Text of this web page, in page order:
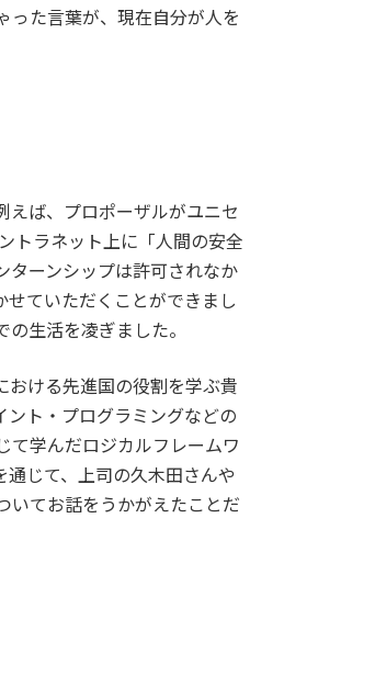
った言葉が、現在自分が人を
えば、プロポーザルがユニセ
トラネット上に「人間の安全
ターンシップは許可されなか
ていただくことができまし
生活を凌ぎました。
おける先進国の役割を学ぶ貴
ト・プログラミングなどの
て学んだロジカルフレームワ
じて、上司の久木田さんや
いてお話をうかがえたことだ